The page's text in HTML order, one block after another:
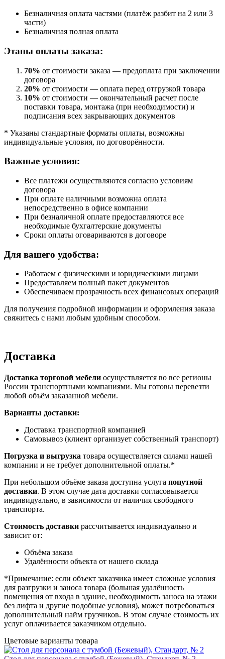
Безналичная оплата частями (платёж разбит на 2 или 3
части)
Безналичная полная оплата
Этапы оплаты заказа:
70% от стоимости заказа — предоплата при заключении
договора
20% от стоимости — оплата перед отгрузкой товара
10% от стоимости — окончательный расчет после
поставки товара, монтажа (при необходимости) и
подписания всех закрывающих документов
* Указаны стандартные форматы оплаты, возможны
индивидуальные условия, по договорённости.
Важные условия:
Все платежи осуществляются согласно условиям
договора
При оплате наличными возможна оплата
непосредственно в офисе компании
При безналичной оплате предоставляются все
необходимые бухгалтерские документы
Сроки оплаты оговариваются в договоре
Для вашего удобства:
Работаем с физическими и юридическими лицами
Предоставляем полный пакет документов
Обеспечиваем прозрачность всех финансовых операций
Для получения подробной информации и оформления заказа
свяжитесь с нами любым удобным способом.
Доставка
Доставка торговой мебели осуществляется во все регионы
России транспортными компаниями. Мы готовы перевезти
любой объём заказанной мебели.
Варианты доставки:
Доставка транспортной компанией
Самовывоз (клиент организует собственный транспорт)
Погрузка и выгрузка товара осуществляется силами нашей
компании и не требует дополнительной оплаты.*
При небольшом объёме заказа доступна услуга попутной
доставки. В этом случае дата доставки согласовывается
индивидуально, в зависимости от наличия свободного
транспорта.
Стоимость доставки рассчитывается индивидуально и
зависит от:
Объёма заказа
Удалённости объекта от нашего склада
*Примечание: если объект заказчика имеет сложные условия
для разгрузки и заноса товара (большая удалённость
помещения от входа в здание, необходимость заноса на этажи
без лифта и другие подобные условия), может потребоваться
дополнительный найм грузчиков. В этом случае стоимость их
услуг оплачивается заказчиком отдельно.
Цветовые варианты товара